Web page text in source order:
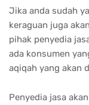
Jika anda sudah
keraguan juga
pihak penyedia
ada konsumen
aqiqah yang akan
Penyedia jasa